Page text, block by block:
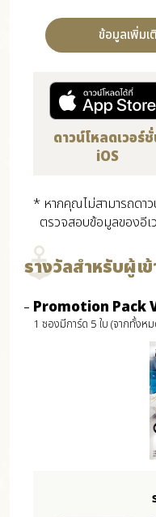
ข้อมูลเพิ่ม
ดาวน์โหลดเวอร์
iOS
* หากคุณไม่สามารถดา
ตรวจสอบข้อมูลของอี
รางวัลสำหรับผู้เ
Promotion Pack
1 ซองมีการ์ด 5 ใบ (จากทั้งห